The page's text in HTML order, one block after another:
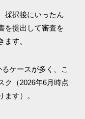
採択後にいったん
を提出して審査を
す。
ケースが多く、こ
ク（2026年6月時点
す）。